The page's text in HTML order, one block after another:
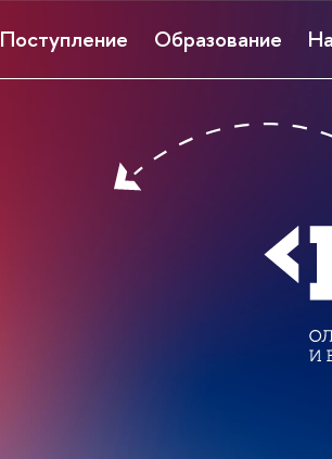
Поступление Образование